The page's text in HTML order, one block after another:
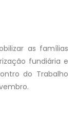
as famílias
fundiária e
do Trabalho